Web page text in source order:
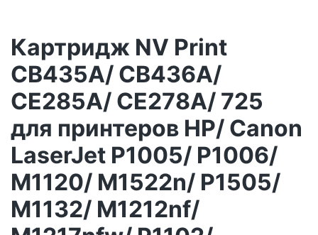
Картридж NV Print
CB435A/ CB436A/
CE285A/ CE278A/ 725
для принтеров HP/ Canon
LaserJet P1005/ P1006/
M1120/ M1522n/ P1505/
M1132/ M1212nf/